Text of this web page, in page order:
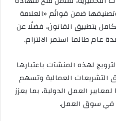
ضمن قوائم «العلامة
بتطبيق القانون، فضلًا عن
عام طالما استمر الالتزام.
لهذه المنشآت باعتبارها
التشريعات العمالية وتسهم
العمل الدولية، بما يعزز
في سوق العمل.